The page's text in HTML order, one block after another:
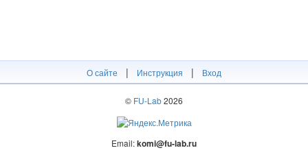
О сайте | Инструкция | Вход
© FU-Lab2026
Email:komi@fu-lab.ru